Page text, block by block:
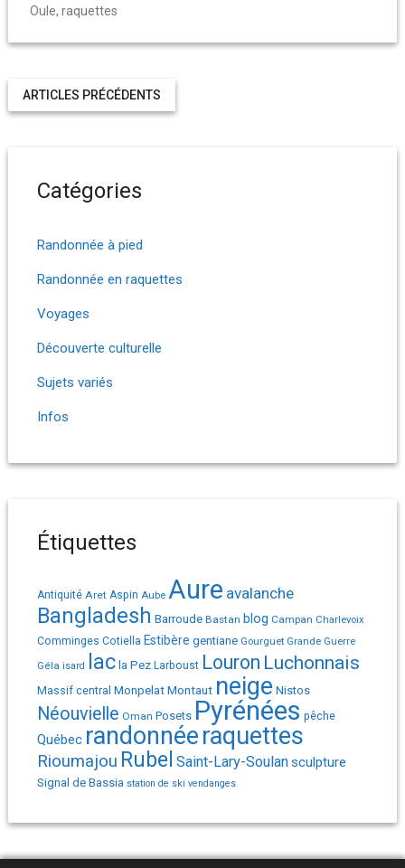
Oule, raquettes
ARTICLES PRÉCÉDENTS
Catégories
Randonnée à pied
Randonnée en raquettes
Voyages
Découverte culturelle
Sujets variés
Infos
Étiquettes
Antiquité Aret Aspin Aube Aure avalanche
Bangladesh Barroude Bastan blog Campan Charlevoix
Comminges Cotiella Estibère gentiane Gourguet Grande Guerre
Géla isard lac la Pez Larboust Louron Luchonnais
Massif central MonpelatMontaut neige Nistos
Néouvielle Oman Posets Pyrénées pêche
Québec randonnéeraquettes
Rioumajou Rubel Saint-Lary-Soulansculpture
Signal de Bassia station de ski vendanges